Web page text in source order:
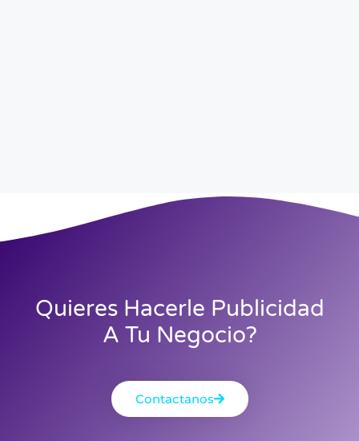
Quieres Hacerle Publicidad
A Tu Negocio?
Contactanos